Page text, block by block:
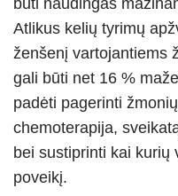
Atlikus kelių tyrimų
ženšenį vartojantiems
gali būti net 16 %
padėti pagerinti
chemoterapija,
bei sustiprinti kai kurių
poveikį.